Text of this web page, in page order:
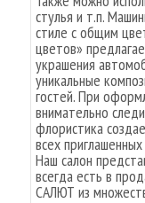
стулья и т.п.
стиле с общим
цветов»
украшения
уникальные
гостей. При
внимательно
флористика
всех
Наш салон
всегда есть в
САЛЮТ из